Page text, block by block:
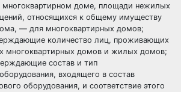
доме, площади нежилых
относящихся к общему имуществу
— для многоквартирных домов;
количество лиц, проживающих
многоквартирных домов и жилых домов;
состав и тип
входящего в состав
оборудования, и соответствие этого